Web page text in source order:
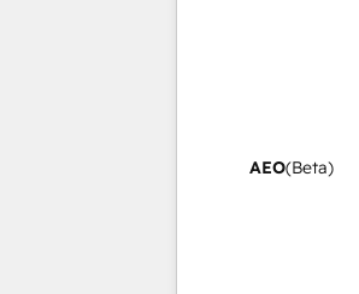
AEO(Beta)